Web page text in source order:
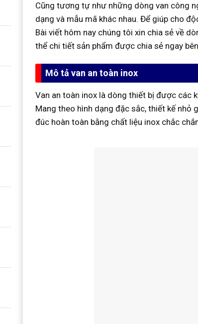
Cũng tương tự như những dòng van công
dạng và mẫu mã khác nhau. Để giúp cho
Bài viết hôm nay chúng tôi xin chia sẻ về
thể chi tiết sản phẩm được chia sẻ ngay
Mô tả van an toàn inox
Van an toàn inox là dòng thiết bị được các
Mang theo hình dạng đặc sắc, thiết kế nhỏ
đúc hoàn toàn bằng chất liệu inox chắc